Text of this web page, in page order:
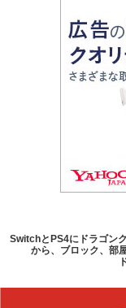
SwitchとPS4にドラゴン
から、ブロック、部